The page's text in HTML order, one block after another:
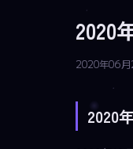
2020
2020年06
2020